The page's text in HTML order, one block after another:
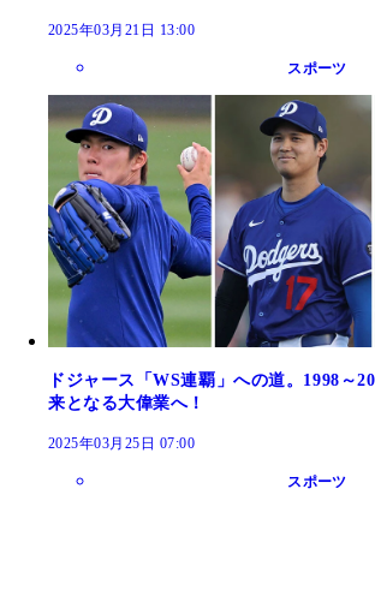
2025年03月21日 13:00
スポーツ
ドジャース「WS連覇」への道。1998～
来となる大偉業へ！
2025年03月25日 07:00
スポーツ